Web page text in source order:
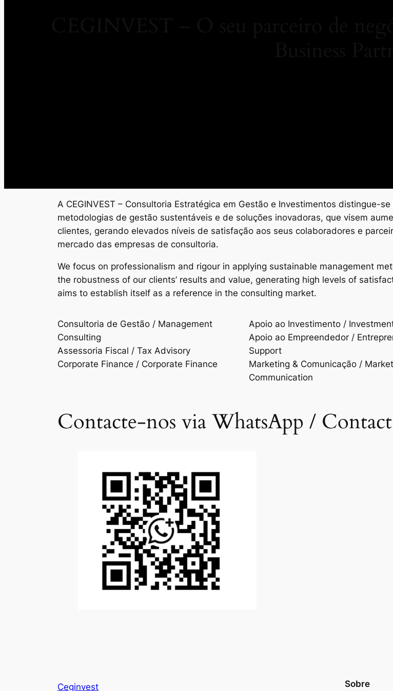
A CEGINVEST – Consultoria Estratégica em Gestão e Investimentos distingue-
metodologias de gestão sustentáveis e de soluções inovadoras, que visem
clientes, gerando elevados níveis de satisfação aos seus colaboradores e
mercado das empresas de consultoria.
We focus on professionalism and rigour in applying sustainable management
the robustness of our clients’ results and value, generating high levels of
aims to establish itself as a reference in the consulting market.
Consultoria de Gestão / Management
Consulting
Assessoria Fiscal / Tax Advisory
Corporate Finance / Corporate Finance
Apoio ao Investimento /
Apoio ao Empreendedor /
Support
Marketing & Comunicação /
Communication
Contacte-nos via WhatsApp /
Ceginvest Sobre